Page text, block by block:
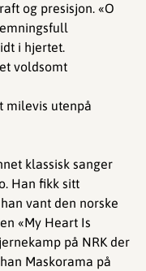
og presisjon. «O
i hjertet.
voldsomt
milevis utenpå
klassisk sanger
Han fikk sitt
vant den norske
«My Heart Is
på NRK der
Maskorama på